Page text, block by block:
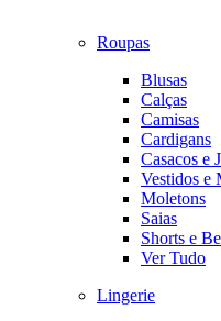
Roupas
Blusas
Calças
Camisas
Cardigans
Casacos e
Vestidos e
Moletons
Saias
Shorts e
Ver Tudo
Lingerie